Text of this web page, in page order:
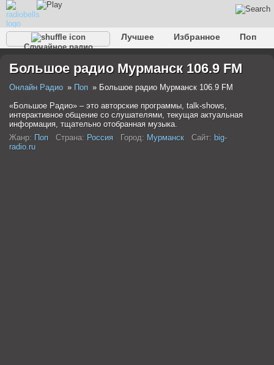
Случайное радио
Лучшее Избранное
Поп
Разговорное
Рэп Транс Дип-хаус
Фолк
Большое радио Мурманск 106.9 FM
Онлайн Радио Поп
Большое радио Мурманск 106.9 FM
«Большое Радио» – это авторские программы, talk-shows,
интерактивное общение со слушателями, текущая актуальная
информация, тщательно отобранная музыка.
Жанр: Поп Страна: Россия Город: Мурманск Сайт: big-
radio.ru